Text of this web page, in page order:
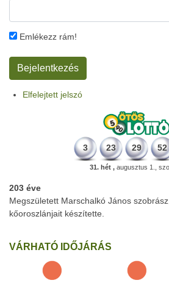
Emlékezz rám!
Elfelejtett jelszó
3 23 29 52
31. hét ,augusztus 1.,
203 éve
Megszületett Marschalkó János
kőoroszlánjait készítette.
VÁRHATÓ IDŐJÁRÁS